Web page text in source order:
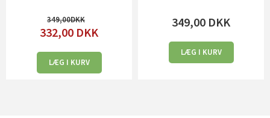
349,00
332,00 DKK
LÆG I KURV
349,00 DKK
LÆG I KURV